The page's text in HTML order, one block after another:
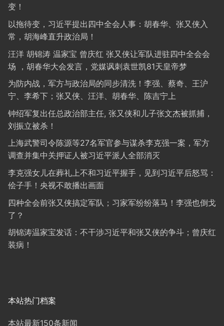
变！
以拖待变，习近平提出四中全会人事：胡春华、张又侠入
常，胡海峰直升政治局！
汪洋 胡锦涛 温家宝 曾庆红 张又侠让军队进驻四中全会会
场 ，胡春华大会发言，党媒讽刺袁世凯81天皇帝梦
为防内战，军方与政治局的同步清洗！李强、蔡奇、王沪
宁、李希下；张又侠、汪洋、胡春华、陈吉宁上
钟绍军复出任总政治部主任, 张又侠和儿子张文杰被抓捕，
刘振立被杀！
上海武警司令陈源等27名军官参与谋杀李克强一案，军方
调查并集中关押证人被习近平派人全部消灭
李克强女儿在葬礼上不和习近平握手，见到习近平后怒骂：
侩子手！央视不敢播出画面
四种全会前张又侠搞定军队；习家军纷纷落马！李强也倒戈
了？
胡锦涛温家宝发话：不干涉习近平和张又侠的争斗；曾庆红
装病！
本站热门档案
本站最新150条新闻